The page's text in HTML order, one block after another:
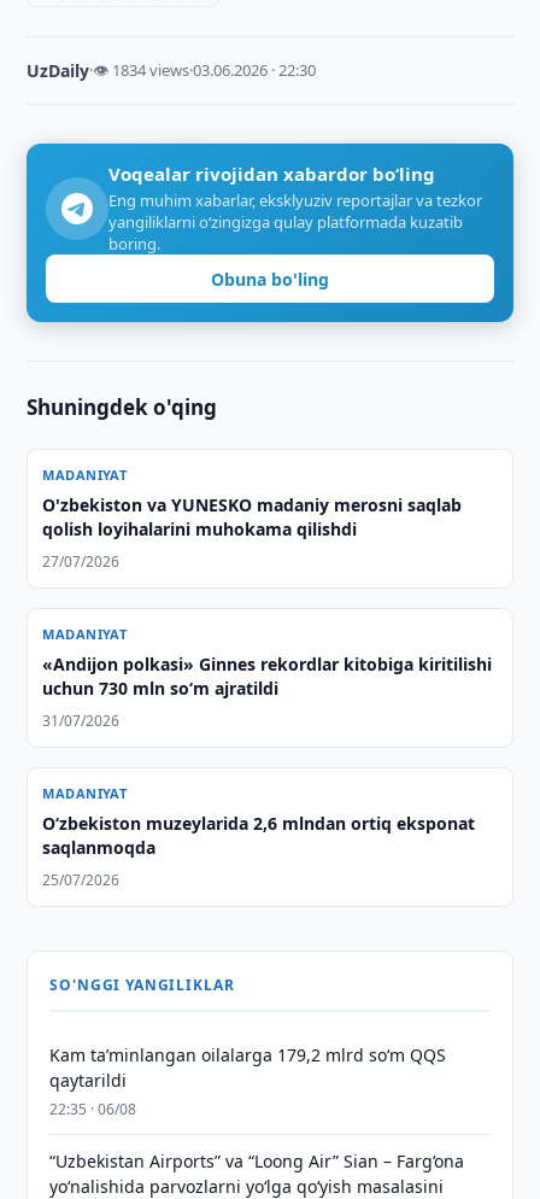
UzDaily·👁 1834 views·03.06.2026 · 22:30
Voqealar rivojidan xabardor bo‘ling
Eng muhim xabarlar, eksklyuziv reportajlar va tezkor
yangiliklarni o‘zingizga qulay platformada kuzatib
boring.
Obuna bo'ling
Shuningdek o'qing
MADANIYAT
O'zbekiston va YUNESKO madaniy merosni saqlab
qolish loyihalarini muhokama qilishdi
27/07/2026
MADANIYAT
«Andijon polkasi» Ginnes rekordlar kitobiga kiritilishi
uchun 730 mln so‘m ajratildi
31/07/2026
MADANIYAT
O‘zbekiston muzeylarida 2,6 mlndan ortiq eksponat
saqlanmoqda
25/07/2026
SO'NGGI YANGILIKLAR
Kam taʼminlangan oilalarga 179,2 mlrd so‘m QQS
qaytarildi
22:35 · 06/08
“Uzbekistan Airports” va “Loong Air” Sian – Farg‘ona
yo‘nalishida parvozlarni yo‘lga qo‘yish masalasini